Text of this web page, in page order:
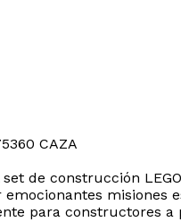
CAZA
de construcción
misiones
para constructores